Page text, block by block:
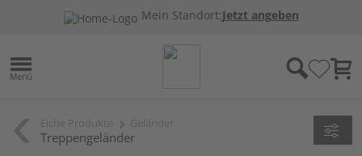
Mein Standort:Jetzt angeben
Treppengeländer